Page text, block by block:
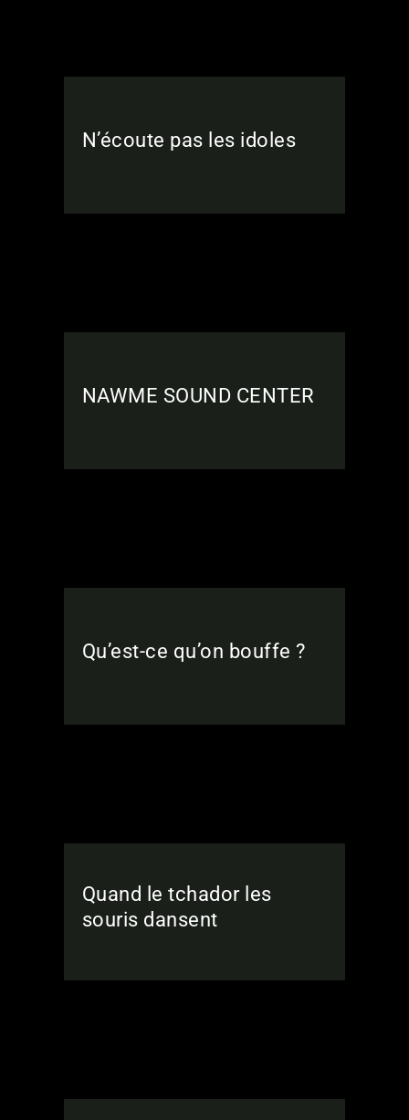
N’écoute pas les idoles
NAWME SOUND CENTER
Qu’est-ce qu’on bouffe ?
Quand le tchador les
souris dansent